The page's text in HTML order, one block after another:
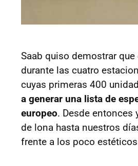
Saab quiso demostrar
durante las cuatro
cuyas primeras 400
a generar una lista de
europeo. Desde entonces
de lona hasta nuestros
frente a los poco